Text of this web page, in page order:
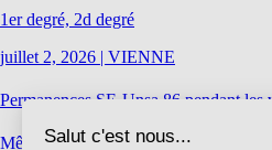
1er degré, 2d degré
juillet 2, 2026 | VIENNE
Permanences SE-Unsa 86 pendant les
Même pendant les vacances, le SE-